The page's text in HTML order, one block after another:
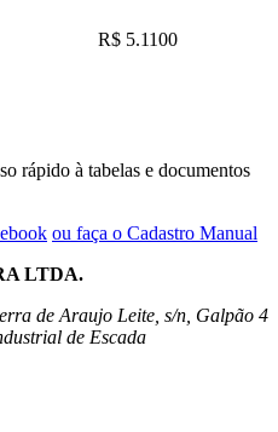
R$ 5.1100
rápido à tabelas e documentos
ou faça o Cadastro Manual
LTDA.
de Araujo Leite, s/n, Galpão 4
de Escada